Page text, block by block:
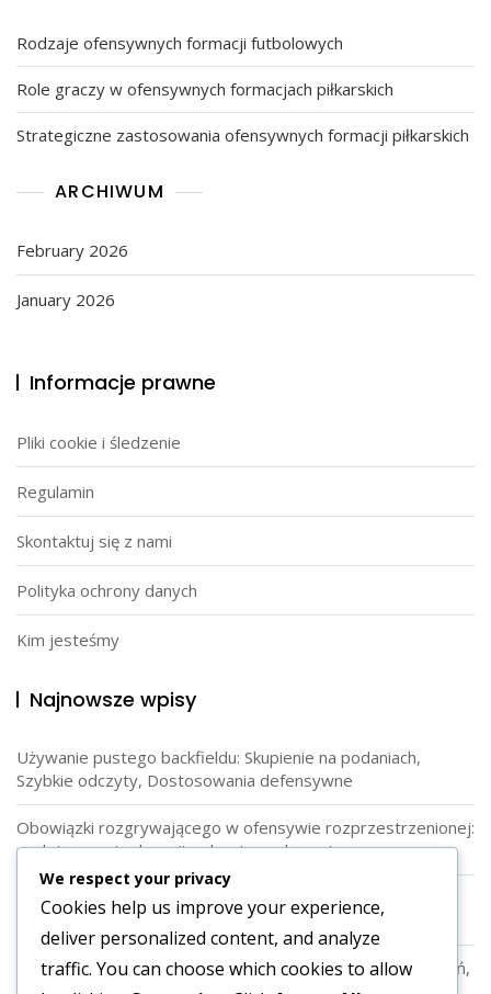
Rodzaje ofensywnych formacji futbolowych
Role graczy w ofensywnych formacjach piłkarskich
Strategiczne zastosowania ofensywnych formacji piłkarskich
ARCHIWUM
February 2026
January 2026
Informacje prawne
Pliki cookie i śledzenie
Regulamin
Skontaktuj się z nami
Polityka ochrony danych
Kim jesteśmy
Najnowsze wpisy
Używanie pustego backfieldu: Skupienie na podaniach,
Szybkie odczyty, Dostosowania defensywne
Obowiązki rozgrywającego w ofensywie rozprzestrzenionej:
podejmowanie decyzji, odczyty, wykonanie
Role w tylnym polu w ofensywie Wing-T: Oszustwo,
Zmylenie, Pozycjonowanie graczy
Formacja Singleback: Zagrane biegowe, elastyczność podań,
We respect your privacy
Cookies help us improve your experience,
deliver personalized content, and analyze
traffic. You can choose which cookies to allow